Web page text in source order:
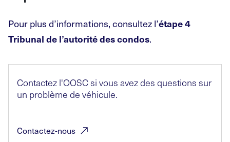
Pour plus d’informations, consultez l’étape 4
Tribunal de l’autorité des condos.
Contactez l'OOSC si vous avez des questions sur
un problème de véhicule.
Contactez-nous